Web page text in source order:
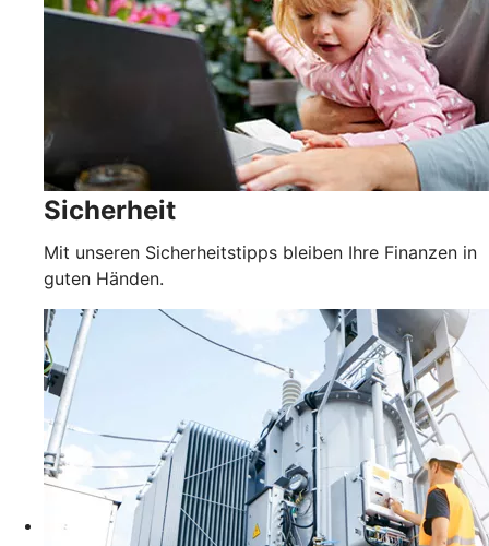
Sicherheit
Mit unseren Sicherheitstipps bleiben Ihre Finanzen in
guten Händen.